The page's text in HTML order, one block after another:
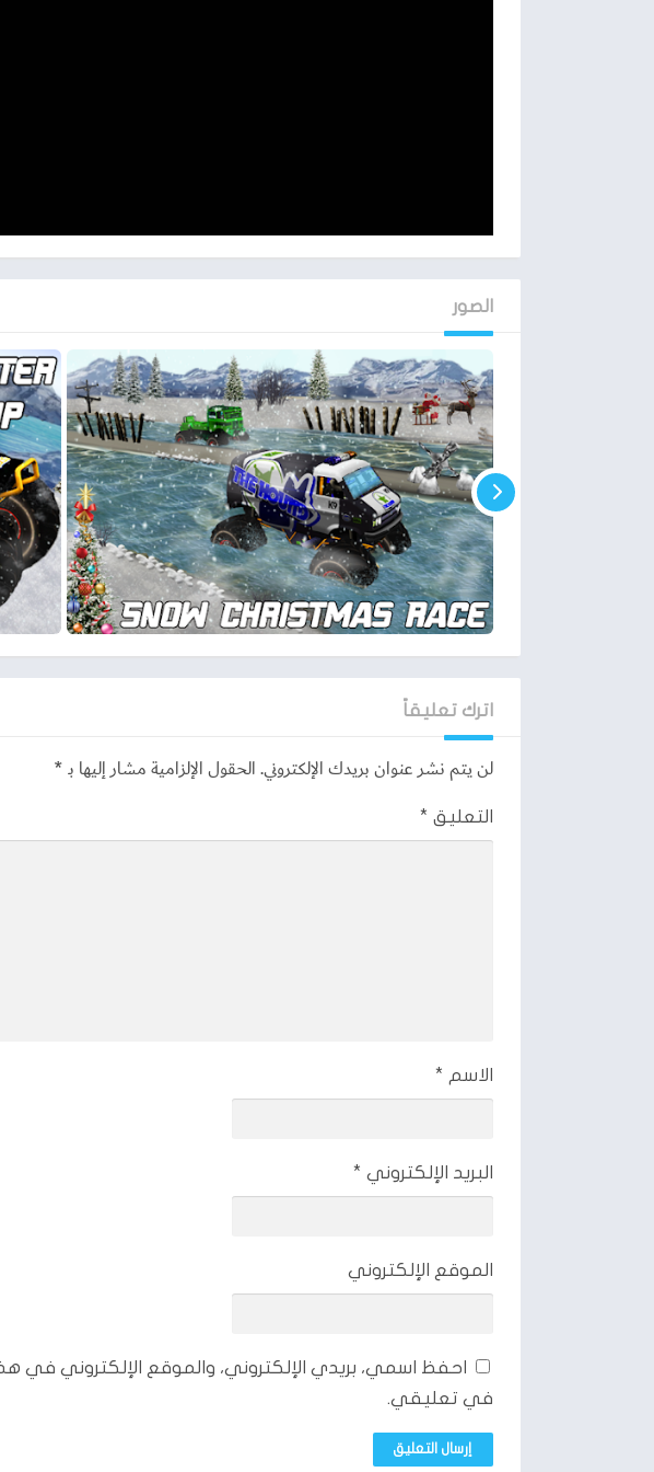
الصور
اترك تعليقاً
لن يتم نشر عنوان بريدك الإلكتروني.الحقول الإلزامية مشار إليها بـ*
التعليق *
الاسم *
البريد الإلكتروني *
الموقع الإلكتروني
احفظ اسمي، بريدي الإلكتروني، والموقع الإلكتروني في
في تعليقي.